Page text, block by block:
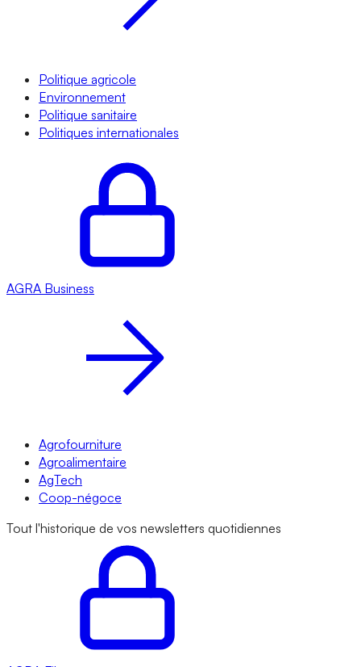
Politique agricole
Environnement
Politique sanitaire
Politiques internationales
AGRA Business
Agrofourniture
Agroalimentaire
AgTech
Coop-négoce
Tout l'historique de vos newsletters quotidiennes